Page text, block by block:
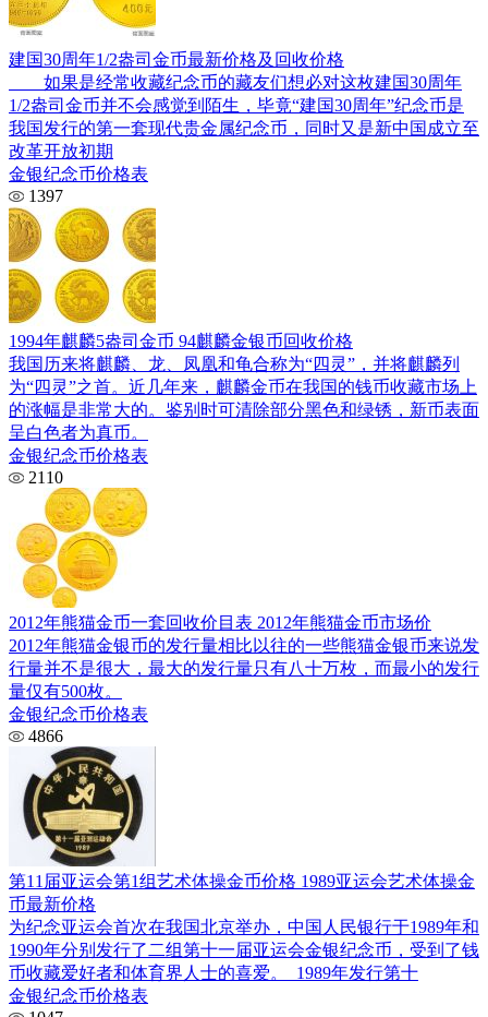
建国30周年1/2盎司金币最新价格及回收价格
如果是经常收藏纪念币的藏友们想必对这枚建国30周年
1/2盎司金币并不会感觉到陌生，毕竟“建国30周年”纪念币是
我国发行的第一套现代贵金属纪念币，同时又是新中国成立至
改革开放初期
金银纪念币价格表
1397
1994年麒麟5盎司金币 94麒麟金银币回收价格
我国历来将麒麟、龙、凤凰和龟合称为“四灵”，并将麒麟列
为“四灵”之首。近几年来，麒麟金币在我国的钱币收藏市场上
的涨幅是非常大的。鉴别时可清除部分黑色和绿锈，新币表面
呈白色者为真币。
金银纪念币价格表
2110
2012年熊猫金币一套回收价目表 2012年熊猫金币市场价
2012年熊猫金银币的发行量相比以往的一些熊猫金银币来说发
行量并不是很大，最大的发行量只有八十万枚，而最小的发行
量仅有500枚。
金银纪念币价格表
4866
第11届亚运会第1组艺术体操金币价格 1989亚运会艺术体操金
币最新价格
为纪念亚运会首次在我国北京举办，中国人民银行于1989年和
1990年分别发行了二组第十一届亚运会金银纪念币，受到了钱
币收藏爱好者和体育界人士的喜爱。 1989年发行第十
金银纪念币价格表